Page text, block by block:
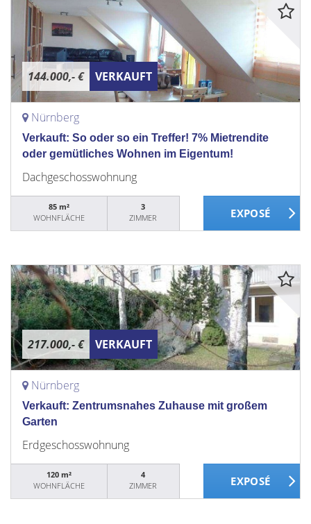
144.000,- € VERKAUFT
Nürnberg
Verkauft: So oder so ein Treffer! 7% Mietrendite
oder gemütliches Wohnen im Eigentum!
Dachgeschosswohnung
85 m²
WOHNFLÄCHE
3
ZIMMER
217.000,- € VERKAUFT
Nürnberg
Verkauft: Zentrumsnahes Zuhause mit großem
Garten
Erdgeschosswohnung
120 m²
WOHNFLÄCHE
4
ZIMMER